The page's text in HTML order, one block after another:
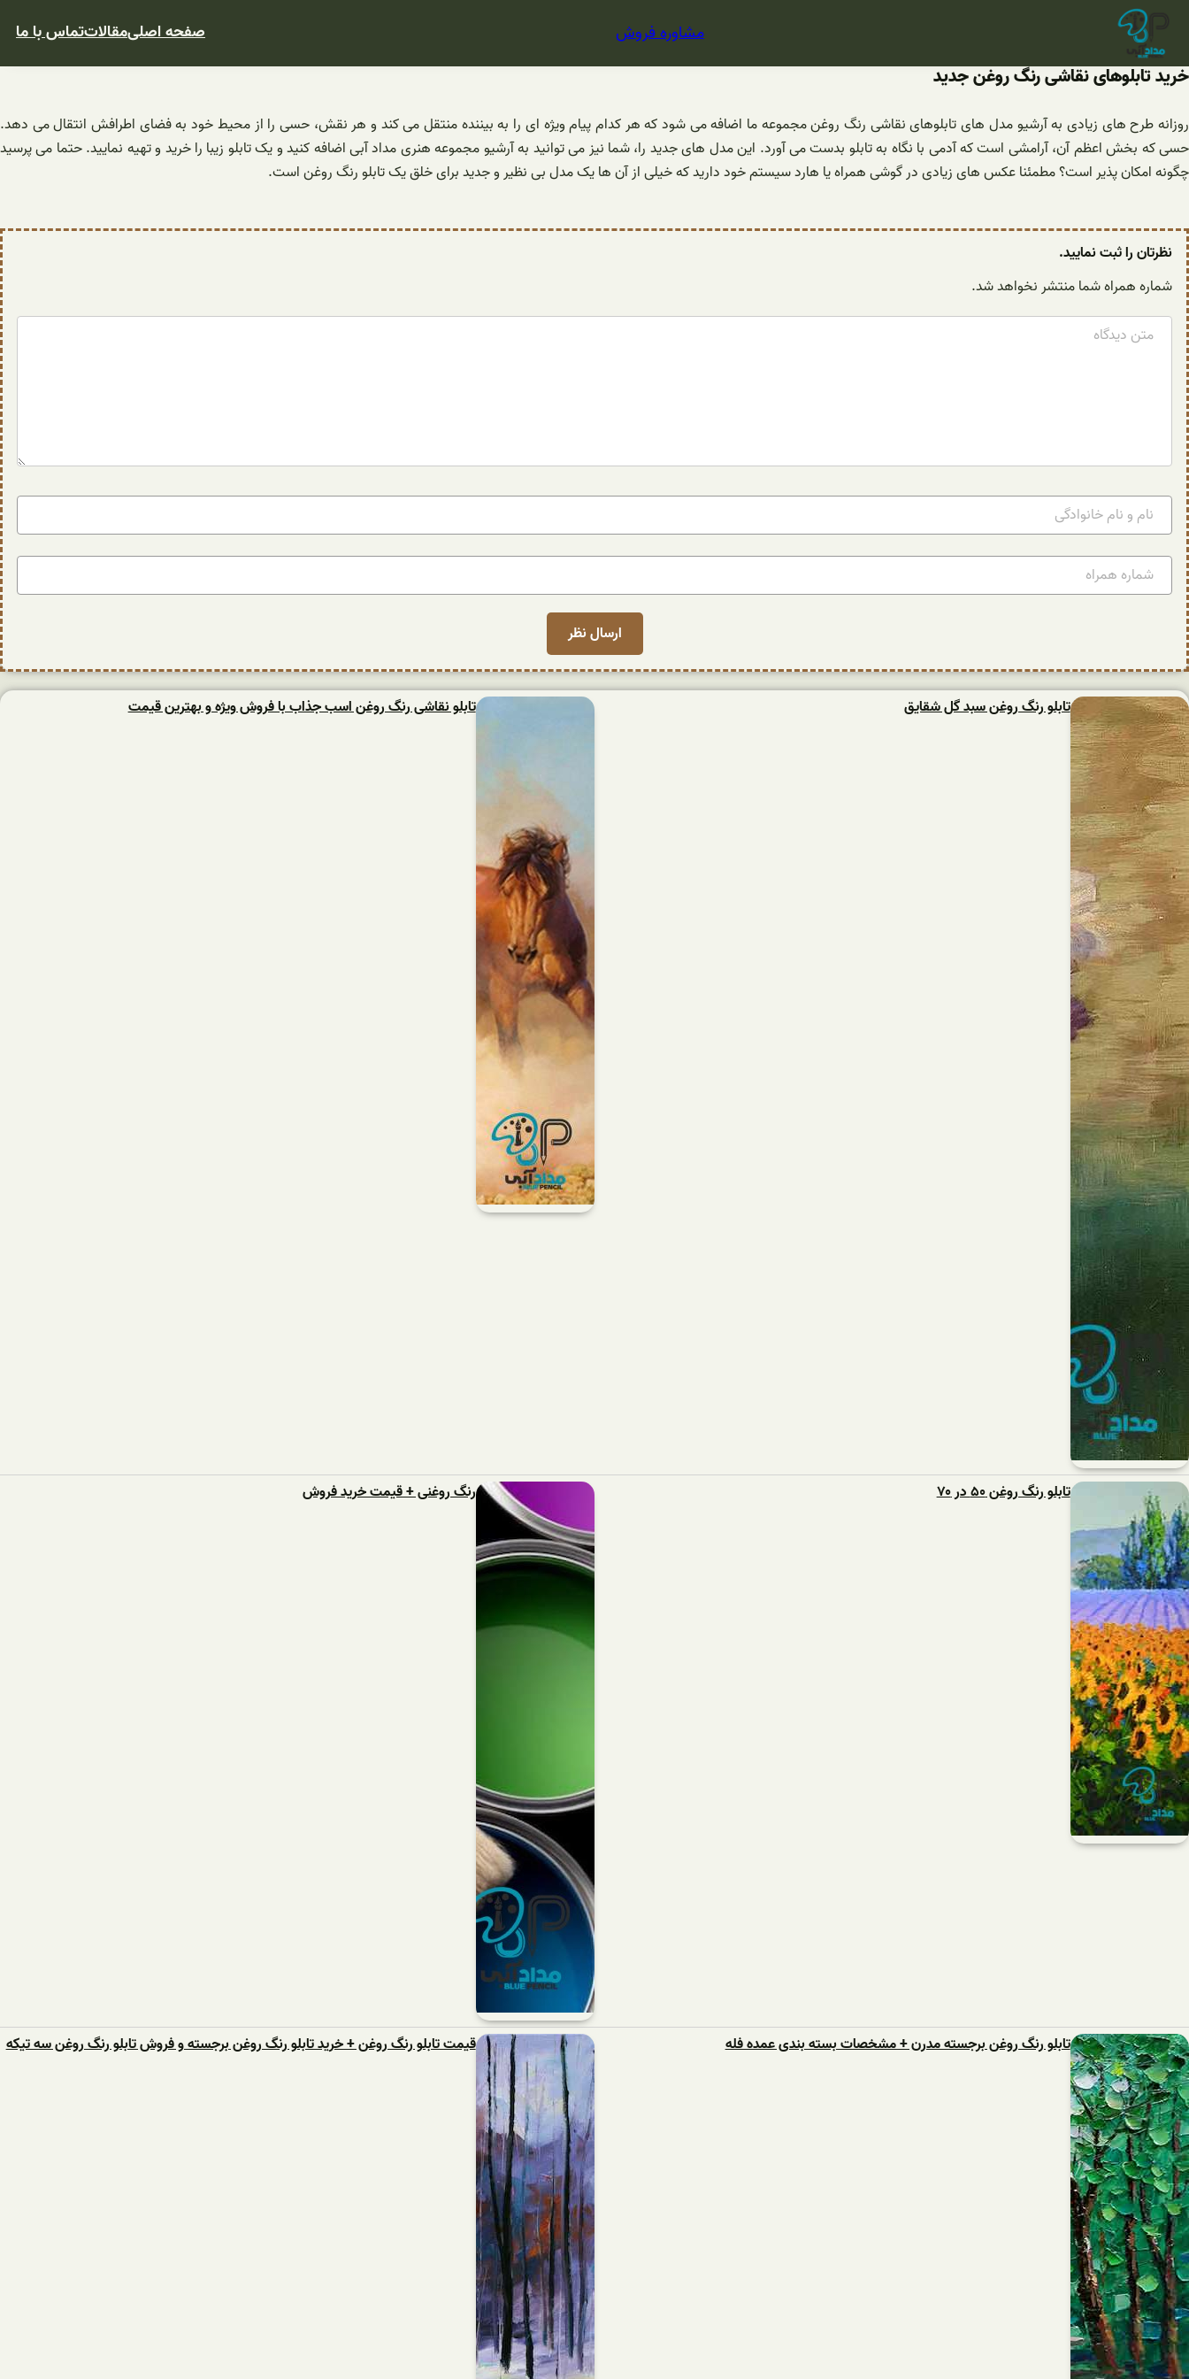
محتوا
مشاوره فروش صفحه اصلیمقالاتتماس با ما
خرید تابلوهای نقاشی رنگ روغن جدید
روزانه طرح های زیادی به آرشیو مدل های تابلوهای نقاشی رنگ روغن مجموعه ما اضافه می شود که هر کدام پیام ویژه ای را به بیننده منتقل می کند و هر نقش، حسی را از محیط خود به فضای اطرافش انتقال می دهد.
حسی که بخش اعظم آن، آرامشی است که آدمی با نگاه به تابلو بدست می آورد. این مدل های جدید را، شما نیز می توانید به آرشیو مجموعه هنری مداد آبی اضافه کنید و یک تابلو زیبا را خرید و تهیه نمایید. حتما می پرسید
چگونه امکان پذیر است؟ مطمئنا عکس های زیادی در گوشی همراه یا هارد سیستم خود دارید که خیلی از آن ها یک مدل بی نظیر و جدید برای خلق یک تابلو رنگ روغن است.
نظرتان را ثبت نمایید.
شماره همراه شما منتشر نخواهد شد.
تابلو رنگ روغن سبد گل شقایق تابلو نقاشی رنگ روغن اسب جذاب با فروش ویژه و بهترین قیمت
تابلو رنگ روغن ۵۰ در ۷۰ رنگ روغنی + قیمت خرید فروش
تابلو رنگ روغن برجسته مدرن + مشخصات بسته بندی عمده فله قیمت تابلو رنگ روغن + خرید تابلو رنگ روغن برجسته و فروش تابلو رنگ روغن سه تیکه